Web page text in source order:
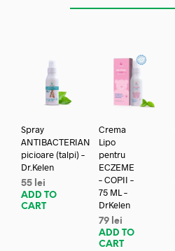
Spray
ANTIBACTERIAN
picioare (talpi) –
Dr.Kelen
55 lei
ADD TO
CART
Crema
Lipo
pentru
ECZEME
– COPII –
75 ML –
DrKelen
79 lei
ADD TO
CART